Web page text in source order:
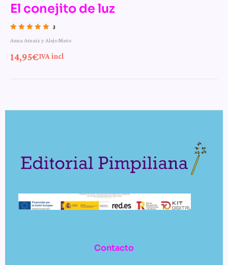
El conejito de luz
3
Anna Arnaiz y Alejo Nieto
14,95€IVA incl
Contacto